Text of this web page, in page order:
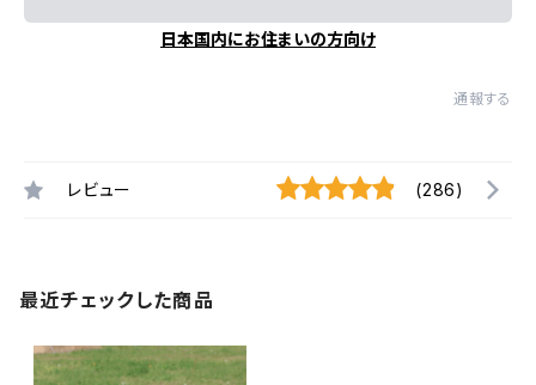
日本国内にお住まいの方向け
通報する
レビュー (286)
最近チェックした商品